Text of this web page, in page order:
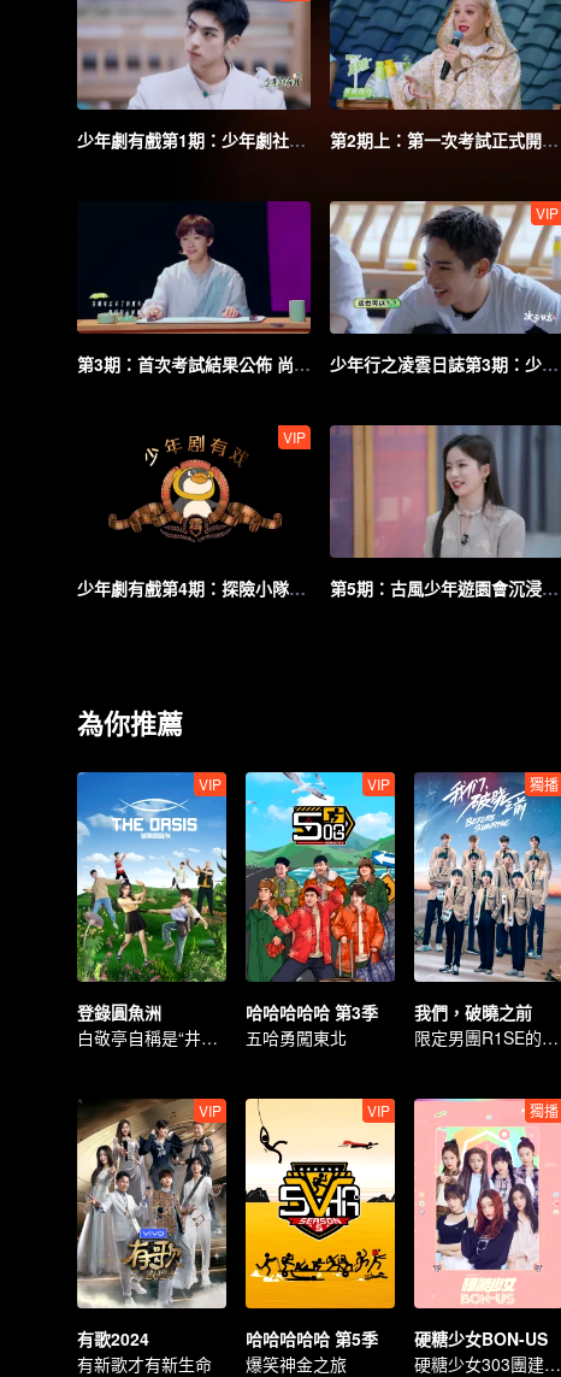
少年劇有戲第1期：少年劇社開業，全員演技大考驗！ 第2期上：第一次考試正式開啟 班主任排兵佈陣
第3期：首次考試結果公佈 尚九熙加盟運動會
VIP
少年行之凌雲日誌第3期：少年們籌謀運動會出場方式
VIP
少年劇有戲第4期：探險小隊深夜調查宿舍歌聲謎團 第5期：古風少年遊園會沉浸式“探案”
為你推薦
VIP
登錄圓魚洲
白敬亭自稱是“井柏然”？
VIP
哈哈哈哈哈 第3季
五哈勇闖東北
獨播
我們，破曉之前
限定男團R1SE的畢業團綜
VIP
有歌2024
有新歌才有新生命
VIP
哈哈哈哈哈 第5季
爆笑神金之旅
獨播
硬糖少女BON-US
硬糖少女303團建之旅